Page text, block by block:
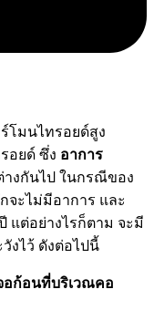
โมนไทรอยด์สูง
อยด์ ซึ่ง อาการ
งกันไป ในกรณีของ
ะไม่มีอาการ และ
แต่อย่างไรก็ตาม จะมี
งไว้ ดังต่อไปนี้
อก้อนที่บริเวณคอ